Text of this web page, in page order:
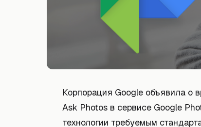
Корпорация Google объявила о
Ask Photos в сервисе Google
технологии требуемым